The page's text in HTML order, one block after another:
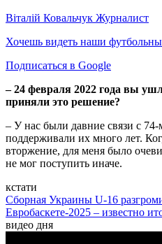
Віталій Ковальчук Журналист
Хочешь видеть наши
Подписаться в Google
– 24 февраля 2022 года вы
приняли это решение?
– У нас были давние связи с
поддерживали их много лет.
вторжение, для меня было
не мог поступить иначе.
кстати
Сборная Украины U-16
Евробаскете-2025 – известно
видео дня